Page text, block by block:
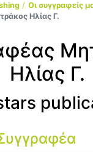
Οι συγγραφείς
Ηλίας Γ.
Ηλίας Γ.